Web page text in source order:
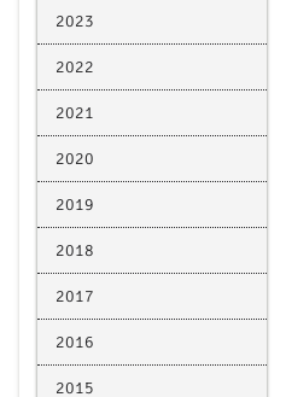
2023
2022
2021
2020
2019
2018
2017
2016
2015